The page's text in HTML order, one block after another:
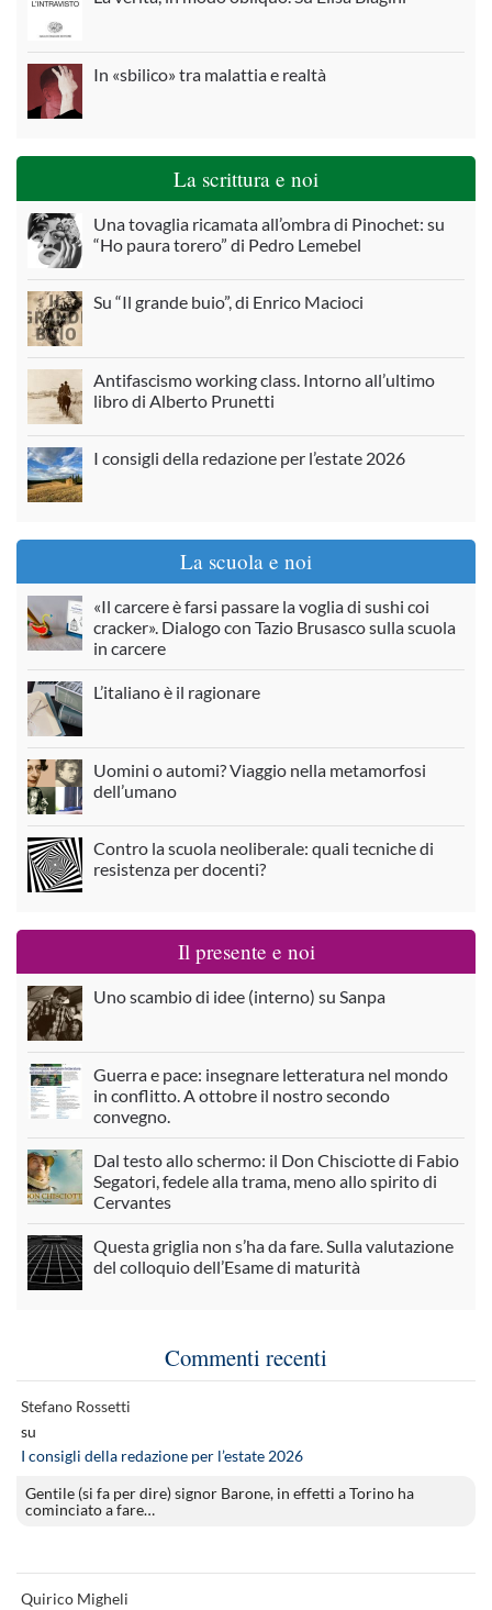
In «sbilico» tra malattia e realtà
La scrittura e noi
Una tovaglia ricamata all’ombra di Pinochet: su
“Ho paura torero” di Pedro Lemebel
Su “Il grande buio”, di Enrico Macioci
Antifascismo working class. Intorno all’ultimo
libro di Alberto Prunetti
I consigli della redazione per l’estate 2026
La scuola e noi
«Il carcere è farsi passare la voglia di sushi coi
cracker». Dialogo con Tazio Brusasco sulla scuola
in carcere
L’italiano è il ragionare
Uomini o automi? Viaggio nella metamorfosi
dell’umano
Contro la scuola neoliberale: quali tecniche di
resistenza per docenti?
Il presente e noi
Uno scambio di idee (interno) su Sanpa
Guerra e pace: insegnare letteratura nel mondo
in conflitto. A ottobre il nostro secondo
convegno.
Dal testo allo schermo: il Don Chisciotte di Fabio
Segatori, fedele alla trama, meno allo spirito di
Cervantes
Questa griglia non s’ha da fare. Sulla valutazione
del colloquio dell’Esame di maturità
Commenti recenti
Stefano Rossetti
su
I consigli della redazione per l’estate 2026
Gentile (si fa per dire) signor Barone, in effetti a Torino ha
cominciato a fare…
Quirico Migheli